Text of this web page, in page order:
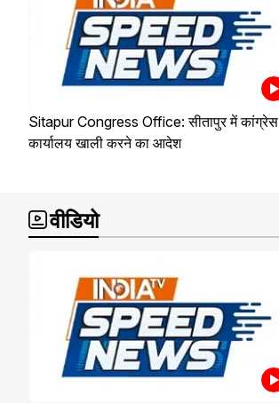
Sitapur Congress Office: सीतापुर में कांग्रेस
कार्यालय खाली करने का आदेश
वीडियो